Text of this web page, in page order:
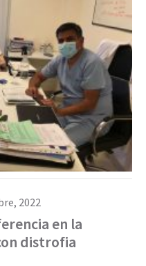
2022
en la
distrofia